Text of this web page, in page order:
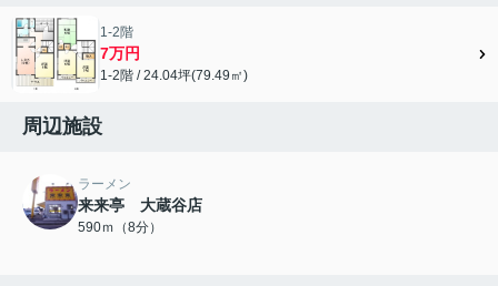
1-2階
7万円
1-2階 / 24.04坪(79.49㎡)
周辺施設
ラーメン
来来亭 大蔵谷店
590ｍ（8分）